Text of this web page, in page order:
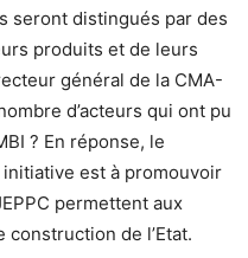
seront distingués par des
produits et de leurs
général de la CMA-
d’acteurs qui ont pu
? En réponse, le
est à promouvoir
permettent aux
de l’Etat.